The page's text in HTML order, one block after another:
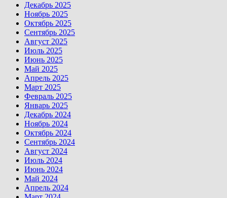
Декабрь 2025
Ноябрь 2025
Октябрь 2025
Сентябрь 2025
Август 2025
Июль 2025
Июнь 2025
Май 2025
Апрель 2025
Март 2025
Февраль 2025
Январь 2025
Декабрь 2024
Ноябрь 2024
Октябрь 2024
Сентябрь 2024
Август 2024
Июль 2024
Июнь 2024
Май 2024
Апрель 2024